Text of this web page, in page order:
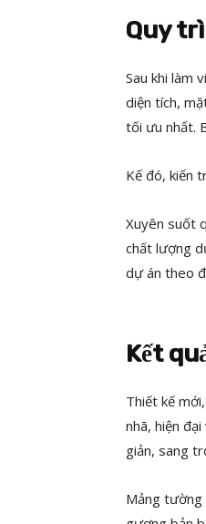
Quy
Sau khi làm
diện tích,
tối ưu nhất.
Kế đó, kiến
Xuyên suốt
chất lượng
dự án theo
Kết
Thiết kế
nhã, hiện
giản, sang
Mảng tường